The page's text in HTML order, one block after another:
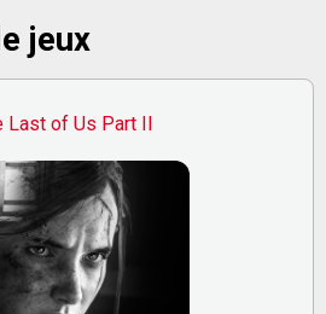
jeux
Last of Us Part II